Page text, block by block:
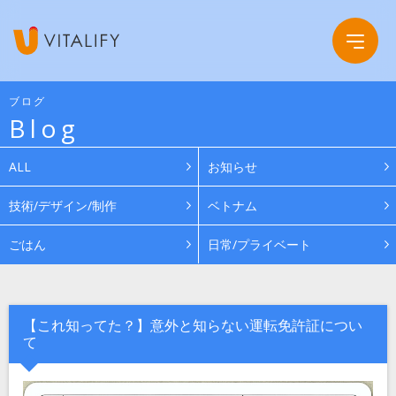
Company
会社概要
グループ会社
Service
Work
News
Recruit
ブログ
Blog
ALL お知らせ
技術/デザイン/制作 ベトナム
ごはん 日常/プライベート
【これ知ってた？】意外と知らない運転免許証につい
て